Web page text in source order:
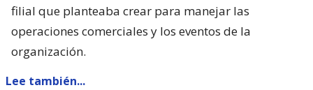
filial que planteaba crear para manejar las
operaciones comerciales y los eventos de la
organización.
Lee también...